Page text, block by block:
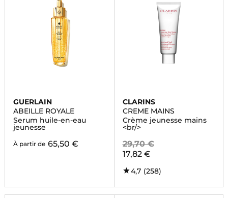
GUERLAIN
ABEILLE ROYALE
Serum huile-en-eau
jeunesse
À partir de 65,50 €
CLARINS
CREME MAINS
Crème jeunesse mains
<br/>
29,70 €
17,82 €
4,7 (258)